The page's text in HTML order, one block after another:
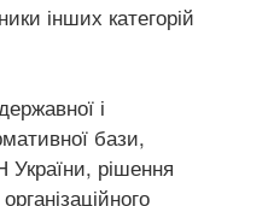
інших категорій
і
бази,
рішення